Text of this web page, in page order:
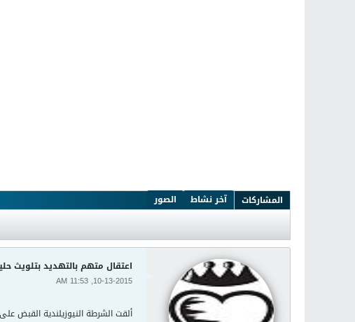
المشاركات آخر نشاط الصور
اعتقال متهم بالتهديد بتلويث
10-13-2015, 11:53 AM
ألقت الشرطة النيوزيلندية القبض